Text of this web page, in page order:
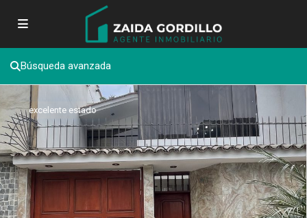
Búsqueda avanzada
excelente estado